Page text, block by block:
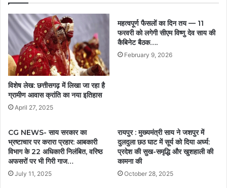
विशेष लेख: छत्तीसगढ़ में लिखा जा रहा है
ग्रामीण आवास क्रांति का नया इतिहास
April 27, 2025
महत्वपूर्ण फैसलों का दिन तय — 11
फरवरी को लगेगी सीएम विष्णु देव साय की
कैबिनेट बैठक….
February 9, 2026
CG NEWS- साय सरकार का
भ्रष्टाचार पर करारा प्रहार: आबकारी
विभाग के 22 अधिकारी निलंबित, वरिष्ठ
अफसरों पर भी गिरी गाज…
July 11, 2025
रायपुर : मुख्यमंत्री साय ने जशपुर में
दुलदुला छठ घाट में सूर्य को दिया अर्घ्य:
प्रदेश की सुख-समृद्धि और खुशहाली की
कामना की
October 28, 2025